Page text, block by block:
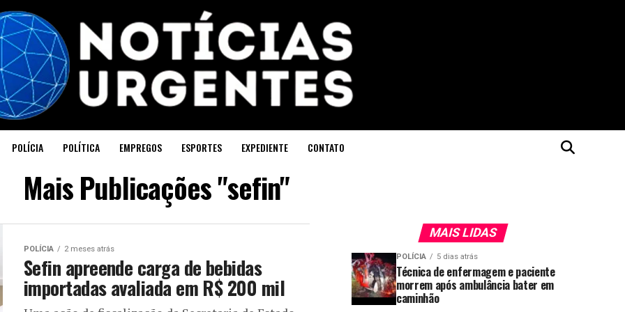
POLÍCIA POLÍTICA EMPREGOS ESPORTES EXPEDIENTE CONTATO
Mais Publicações "sefin"
POLÍCIA 2 meses atrás
Sefin apreende carga de bebidas
importadas avaliada em R$ 200 mil
MAIS LIDAS
POLÍCIA 5 dias atrás
Técnica de enfermagem e paciente
morrem após ambulância bater em
caminhão